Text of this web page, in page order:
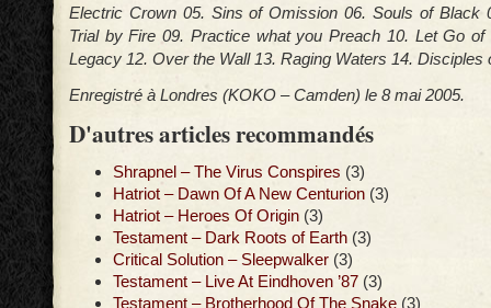
Electric Crown 05. Sins of Omission 06. Souls of Black
Trial by Fire 09. Practice what you Preach 10. Let Go of
Legacy 12. Over the Wall 13. Raging Waters 14. Disciples
Enregistré à Londres (KOKO – Camden) le 8 mai 2005.
D'autres articles recommandés
Shrapnel – The Virus Conspires (3)
Hatriot – Dawn Of A New Centurion (3)
Hatriot – Heroes Of Origin (3)
Testament – Dark Roots of Earth (3)
Critical Solution – Sleepwalker (3)
Testament – Live At Eindhoven ’87 (3)
Testament – Brotherhood Of The Snake (3)